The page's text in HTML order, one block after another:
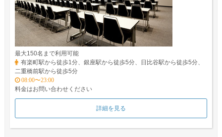
最大150名まで利用可能
有楽町駅から徒歩1分、銀座駅から徒歩5分、日比谷駅から徒歩5分、
二重橋前駅から徒歩5分
08:00〜23:00
料金はお問い合わせください
詳細を見る